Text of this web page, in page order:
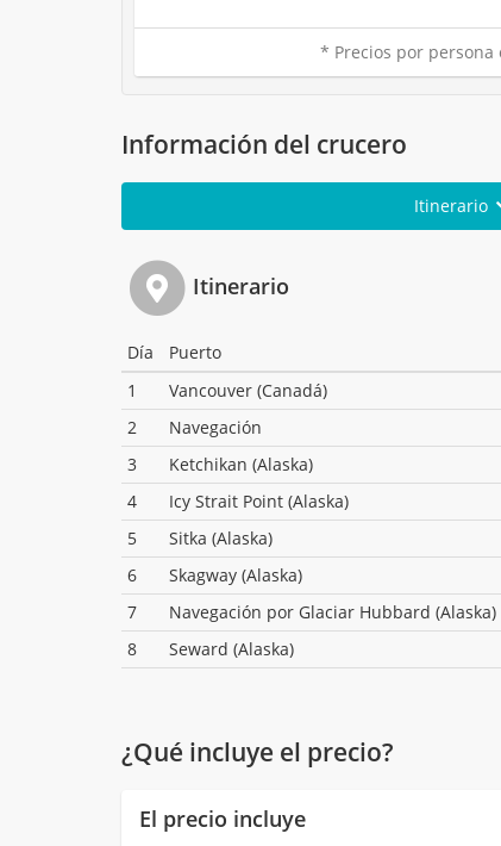
* Precios por persona
Información del crucero
Itinerario
Itinerario
Día Puerto
1
Vancouver (Canadá)
2
Navegación
3
Ketchikan (Alaska)
4
Icy Strait Point (Alaska)
5
Sitka (Alaska)
6
Skagway (Alaska)
7
Navegación por Glaciar Hubbard (Alaska)
8
Seward (Alaska)
¿Qué incluye el precio?
El precio incluye